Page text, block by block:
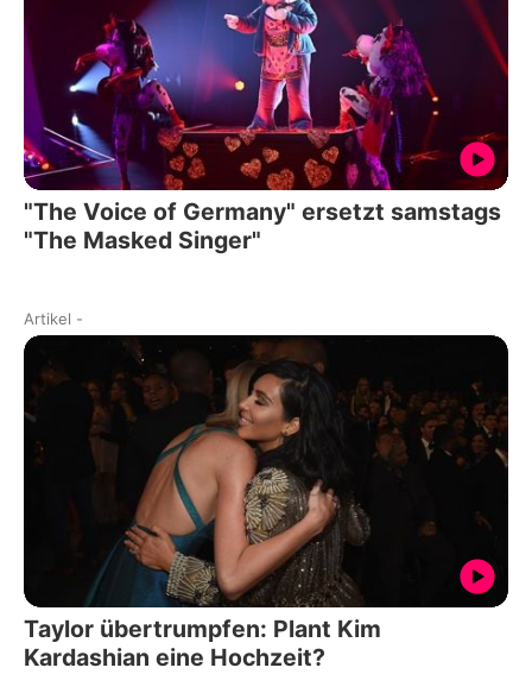
"The Voice of Germany" ersetzt samstags
"The Masked Singer"
Artikel -
Taylor übertrumpfen: Plant Kim
Kardashian eine Hochzeit?